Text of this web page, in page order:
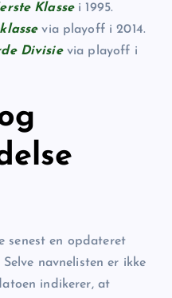
Klassei 1995.
via playoff i 2014.
Divisievia playoff i
senest en opdateret
navnelisten er ikke
indikerer, at